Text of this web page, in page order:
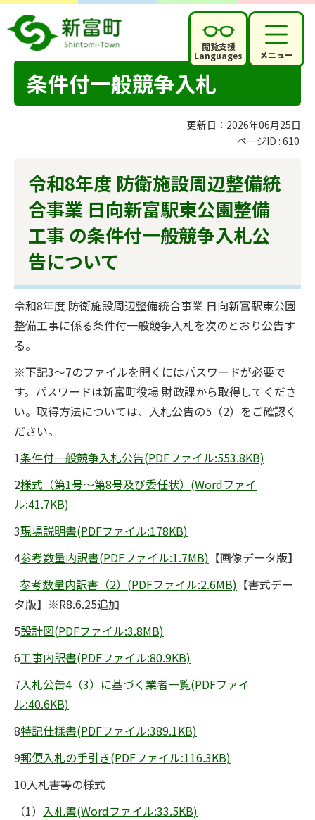
閲覧支援
Languages メニュー
条件付一般競争入札
更新日：2026年06月25日
ページID : 610
令和8年度 防衛施設周辺整備統
合事業 日向新富駅東公園整備
工事 の条件付一般競争入札公
告について
令和8年度 防衛施設周辺整備統合事業 日向新富駅東公園
整備工事に係る条件付一般競争入札を次のとおり公告す
る。
※下記3～7のファイルを開くにはパスワードが必要で
す。パスワードは新富町役場 財政課から取得してくださ
い。取得方法については、入札公告の5（2）をご確認く
ださい。
1条件付一般競争入札公告(PDFファイル:553.8KB)
2様式（第1号～第8号及び委任状）(Wordファイ
ル:41.7KB)
3現場説明書(PDFファイル:178KB)
4参考数量内訳書(PDFファイル:1.7MB) 【画像データ版】
参考数量内訳書（2）(PDFファイル:2.6MB) 【書式デー
タ版】※R8.6.25追加
5設計図(PDFファイル:3.8MB)
6工事内訳書(PDFファイル:80.9KB)
7入札公告4（3）に基づく業者一覧(PDFファイ
ル:40.6KB)
8特記仕様書(PDFファイル:389.1KB)
9郵便入札の手引き(PDFファイル:116.3KB)
10入札書等の様式
（1） 入札書(Wordファイル:33.5KB)